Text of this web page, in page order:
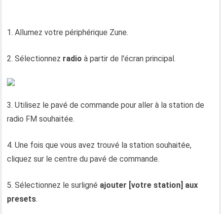
1. Allumez votre périphérique Zune.
2. Sélectionnez radio à partir de l'écran principal.
3. Utilisez le pavé de commande pour aller à la station de
radio FM souhaitée.
4. Une fois que vous avez trouvé la station souhaitée,
cliquez sur le centre du pavé de commande.
5. Sélectionnez le surligné ajouter [votre station] aux
presets.